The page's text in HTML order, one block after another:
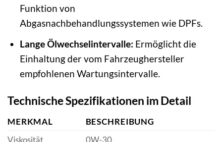
Funktion von
Abgasnachbehandlungssystemen wie DPFs.
Lange Ölwechselintervalle: Ermöglicht die
Einhaltung der vom Fahrzeughersteller
empfohlenen Wartungsintervalle.
Technische Spezifikationen im Detail
MERKMAL
BESCHREIBUNG
Viskosität
0W-30